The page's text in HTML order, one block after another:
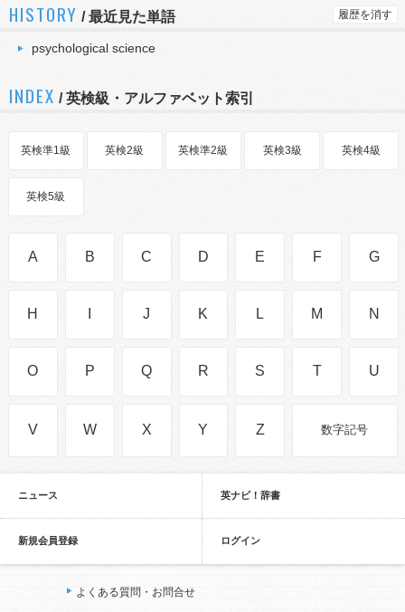
HISTORY /最近見た単語 履歴を消す
psychological science
INDEX / 英検級・アルファベット索引
英検準1級 英検2級 英検準2級 英検3級 英検4級
英検5級
A B C D E F G
H J K L M N
O P Q R S T U
V W X Y Z 数字記号
ニュース 英ナビ！辞書
新規会員登録 ログイン
よくある質問・お問合せ